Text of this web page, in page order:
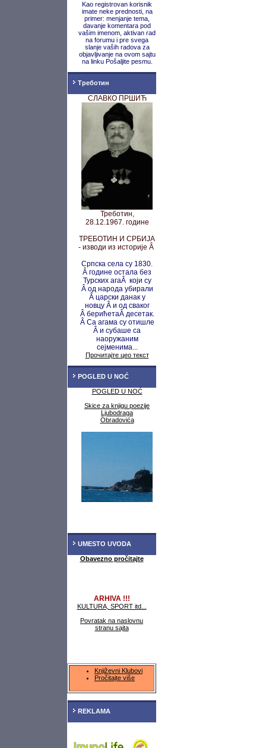
Kao registrovan korisnik
imate neke prednosti, na
primer: menjanje tema,
davanje komentara pod
vašim imenom, aktivan rad
na forumu i pre svega
slanje vaših radova za
objavljivanje na ovom sajtu
na linku Pošaljite pesmu.
Треботин
СЛАВКО ПРШИЋ
Треботин,
28.12.1967. године
ТРЕБОТИН И СРБИЈА
- изводи из историје Â
Српска села су 1830.
Â године остала без
Турских агаÂ који су
Â од народа убирали
Â царски данак у
новцу Â и од сваког
Â берићетаÂ десетак.
Â Са агама су отишле
Â и субаше са
наоружаним
сејменима...
Прочитајте цео текст
POGLED U NOĆ
POGLED U NOĆ
Skice za knjigu poezije
Ljubodraga
Obradovića
UMESTO UVODA
Obavezno pročitajte
ARHIVA !!!
KULTURA, SPORT itd...
Povratak na naslovnu
stranu sajta
Književni Klubovi
Pročitajte više
REKLAMA